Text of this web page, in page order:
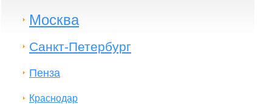
Москва
Санкт-Петербург
Пенза
Краснодар